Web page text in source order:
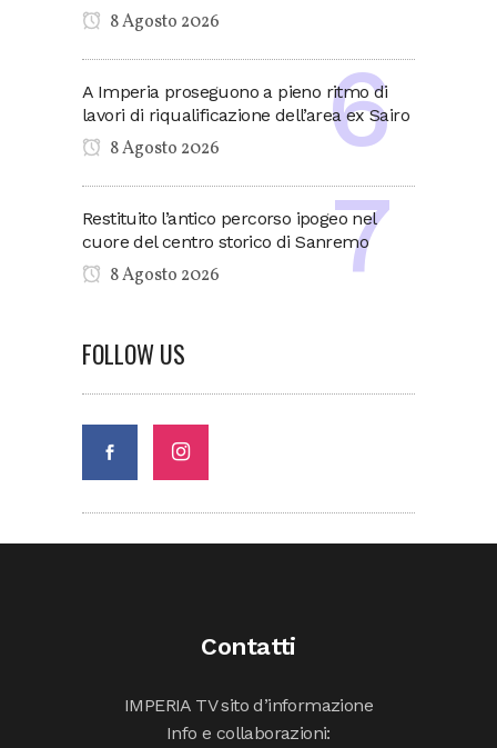
8 Agosto 2026
A Imperia proseguono a pieno ritmo di
lavori di riqualificazione dell’area ex Sairo
8 Agosto 2026
Restituito l’antico percorso ipogeo nel
cuore del centro storico di Sanremo
8 Agosto 2026
FOLLOW US
Contatti
IMPERIA TV sito d’informazione
Info e collaborazioni: